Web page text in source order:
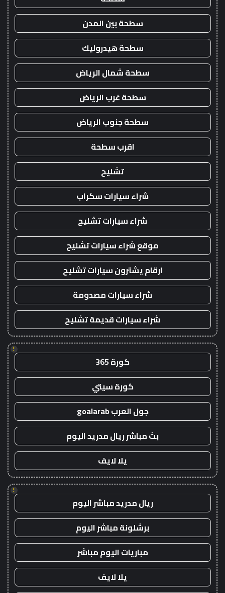
سطحة بين المدن
سطحة هيدروليك
سطحة شمال الرياض
سطحة غرب الرياض
سطحة جنوب الرياض
اقرب سطحة
تشليح
شراء سيارات سكراب
شراء سيارات تشليح
موقع شراء سيارات تشليح
ارقام يشترون سيارات تشليح
شراء سيارات مصدومة
شراء سيارات قديمة تشليح
!
كورة 365
كورة سيتي
جول العرب goalarab
بث مباشر ريال مدريد اليوم
يلا لايف
!
ريال مدريد مباشر اليوم
برشلونة مباشر اليوم
مباريات اليوم مباشر
يلا لايف